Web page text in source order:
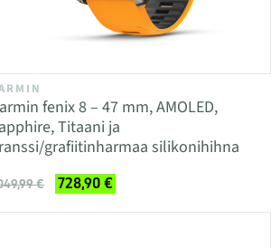
fenix 8 – 47 mm, AMOLED,
Titaani ja
grafiitinharmaa silikonihihna
€ 728,90 €